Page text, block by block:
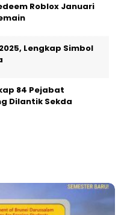
Roblox Januari
Lengkap Simbol
84 Pejabat
Dilantik Sekda